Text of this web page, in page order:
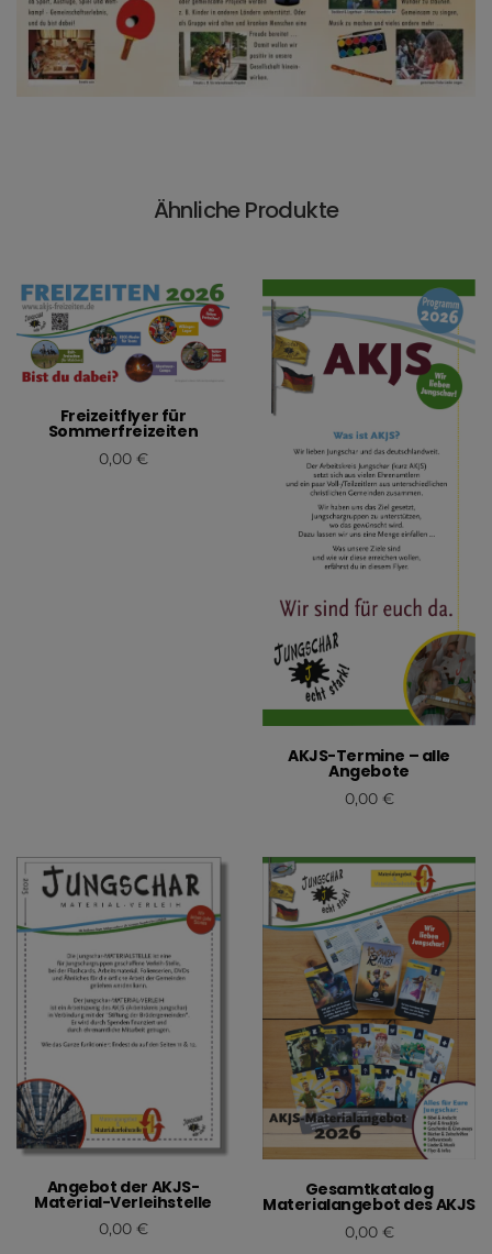
Ähnliche Produkte
Freizeitflyer für
Sommerfreizeiten
0,00 €
AKJS-Termine – alle
Angebote
0,00 €
Angebot der AKJS-
Material-Verleihstelle
0,00 €
Gesamtkatalog
Materialangebot des AKJS
0,00 €